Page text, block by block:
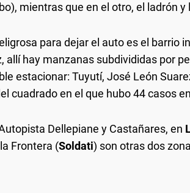
mientras que en el otro, el ladrón
para dejar el auto es el barrio
allí hay manzanas subdivididas por
estacionar: Tuyutí, José León
cuadrado en el que hubo 44 casos
Dellepiane y Castañares, en
Frontera (Soldati) son otras dos